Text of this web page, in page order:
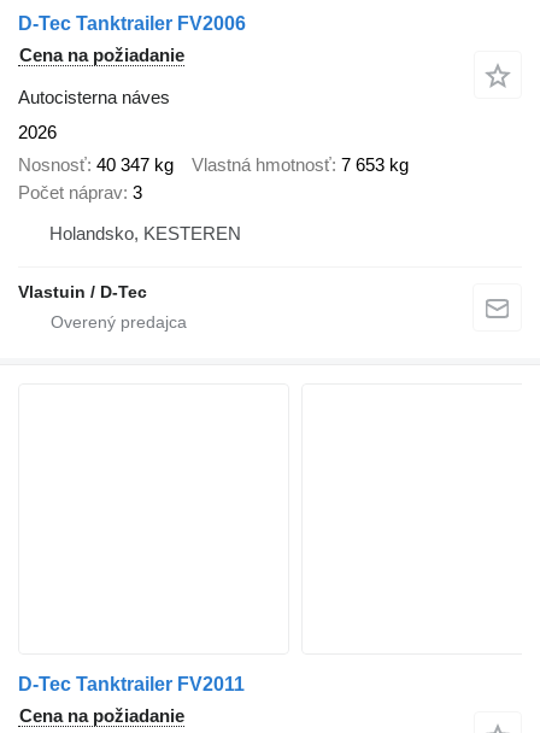
D-Tec Tanktrailer FV2006
Cena na požiadanie
Autocisterna náves
2026
Nosnosť 40 347 kg Vlastná hmotnosť 7 653 kg
Počet náprav 3
Holandsko, KESTEREN
Vlastuin / D-Tec
D-Tec Tanktrailer FV2011
Cena na požiadanie